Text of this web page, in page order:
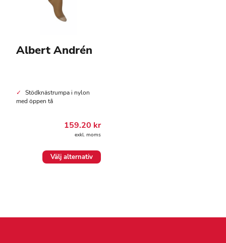
Albert Andrén
Stödknästrumpa i nylon
med öppen tå
159.20 kr
exkl. moms
Välj alternativ
olika